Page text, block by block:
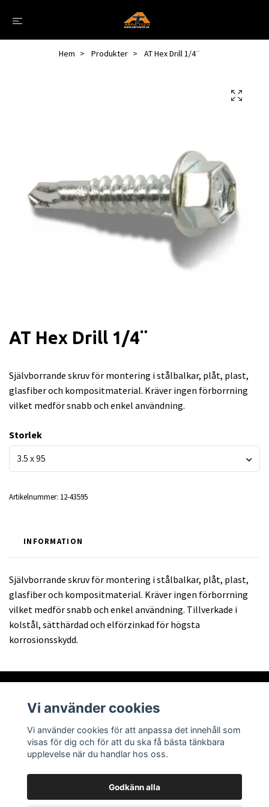
Hem Produkter AT Hex Drill 1/4¨
AT Hex Drill 1/4¨
Självborrande skruv för montering i stålbalkar, plåt, plast,
glasfiber och kompositmaterial. Kräver ingen förborrning
vilket medför snabb och enkel användning.
Storlek
3.5 x 95
Artikelnummer: 12-43595
INFORMATION
Självborrande skruv för montering i stålbalkar, plåt, plast,
glasfiber och kompositmaterial. Kräver ingen förborrning
vilket medför snabb och enkel användning. Tillverkade i
kolstål, sätthärdad och elförzinkad för högsta
korrosionsskydd.
Om oss
Läs mer
Vi använder cookies
Vi använder cookies för att anpassa det innehåll som
visas för dig och för att du ska få bästa tänkbara
upplevelse när du handlar hos oss.
Godkänn alla